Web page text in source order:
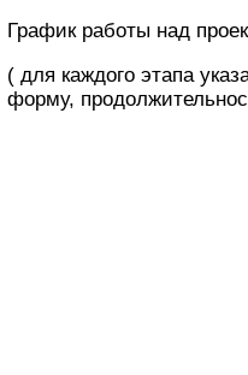
График работы над
( для каждого этапа
форму,